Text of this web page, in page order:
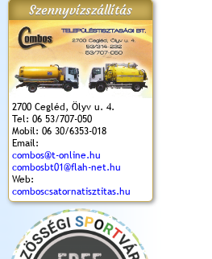
Szennyvízszállítás
2700 Cegléd, Ölyv u. 4.
Tel: 06 53/707-050
Mobil: 06 30/6353-018
Email:
combos@t-online.hu
combosbt01@flah-net.hu
Web:
comboscsatornatisztitas.hu